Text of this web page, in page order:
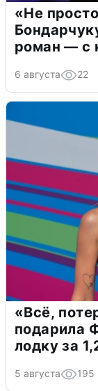
«Не
роман — с
6 августа 22
«Всё,
подарила
лодку за
5 августа 195